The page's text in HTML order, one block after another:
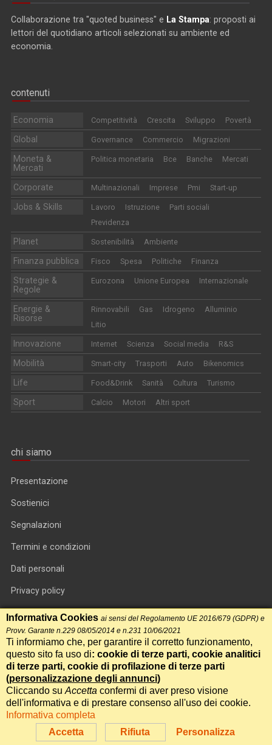
Collaborazione tra "quoted business" e La Stampa: proposti ai
lettori del quotidiano articoli selezionati su ambiente ed
economia.
contenuti
Economia Competitività Crescita Sviluppo Povertà
Global Governance Commercio Migrazioni
Moneta &
Mercati
Politica monetaria Bce Banche Mercati
Corporate Multinazionali Imprese Pmi Start-up
Jobs & Skills Lavoro Istruzione
Parti sociali
Previdenza
Planet Sostenibilità Ambiente
Finanza pubblica Fisco Spesa Politiche Finanza
Strategie &
Regole
Eurozona Unione Europea Internazionale
Energie &
Risorse
Rinnovabili Gas Idrogeno
Alluminio
Litio
Innovazione Internet Scienza Social media R&S
Mobilità Smart-city Trasporti Auto Bikenomics
Life Food&Drink Sanità Cultura Turismo
Sport Calcio Motori Altri sport
chi siamo
Presentazione
Sostienici
Segnalazioni
Termini e condizioni
Dati personali
Privacy policy
Informativa cookie
RSS feed
RSS Top News
Contatti
International Communication S.r.l. • P.IVA 14478081004 • Testata
giornalistica n.191, reg. Tribunale di Roma del 14/12/2017
Accetta Rifiuta Personalizza
Informativa Cookies ai sensi del Regolamento UE 2016/679 (GDPR) e
Provv. Garante n.229 08/05/2014 e n.231 10/06/2021
Ti informiamo che, per garantire il corretto funzionamento,
questo sito fa uso di: cookie di terze parti, cookie analitici
di terze parti, cookie di profilazione di terze parti
(personalizzazione degli annunci)
Cliccando su Accetta confermi di aver preso visione
dell'informativa e di prestare consenso all'uso dei cookie.
Informativa completa